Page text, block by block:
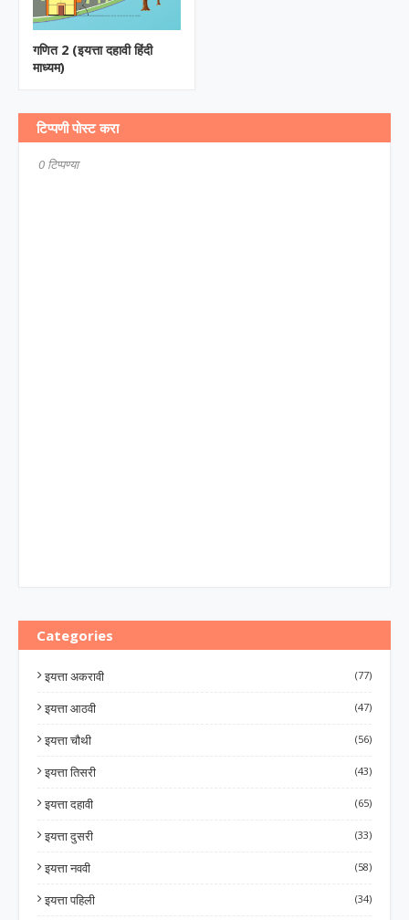
गणित 2 (इयत्ता दहावी हिंदी
माध्यम)
टिप्पणी पोस्ट करा
0 टिप्पण्या
Categories
इयत्ता अकरावी (77)
इयत्ता आठवी (47)
इयत्ता चौथी (56)
इयत्ता तिसरी (43)
इयत्ता दहावी (65)
इयत्ता दुसरी (33)
इयत्ता नववी (58)
इयत्ता पहिली (34)